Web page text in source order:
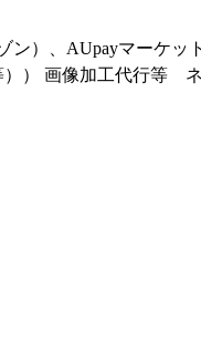
ン）、AUpayマーケ
） 画像加工代行等